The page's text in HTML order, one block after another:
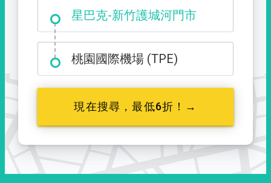
星巴克-新竹護城河門市
大霸尖山登山口
桃園國際機場 (TPE)
現在搜尋，最低6折！→